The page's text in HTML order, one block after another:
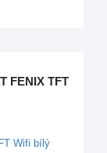
FENIX TFT